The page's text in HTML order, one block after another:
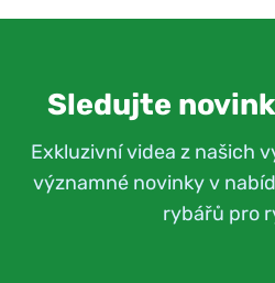
Sledujte
Exkluzivní videa z našich
významné novinky v
rybářů pro